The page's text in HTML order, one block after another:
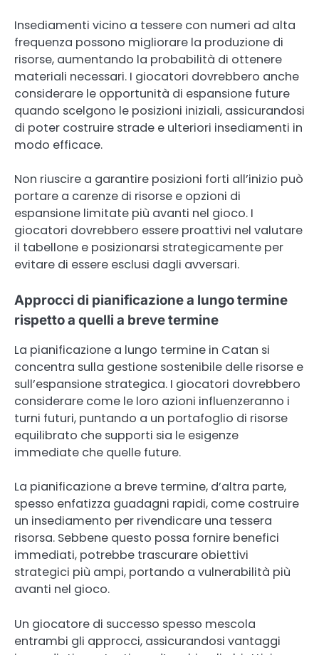
Insediamenti vicino a tessere con numeri ad alta
frequenza possono migliorare la produzione di
risorse, aumentando la probabilità di ottenere
materiali necessari. I giocatori dovrebbero anche
considerare le opportunità di espansione future
quando scelgono le posizioni iniziali, assicurandosi
di poter costruire strade e ulteriori insediamenti in
modo efficace.
Non riuscire a garantire posizioni forti all’inizio può
portare a carenze di risorse e opzioni di
espansione limitate più avanti nel gioco. I
giocatori dovrebbero essere proattivi nel valutare
il tabellone e posizionarsi strategicamente per
evitare di essere esclusi dagli avversari.
Approcci di pianificazione a lungo termine
rispetto a quelli a breve termine
La pianificazione a lungo termine in Catan si
concentra sulla gestione sostenibile delle risorse e
sull’espansione strategica. I giocatori dovrebbero
considerare come le loro azioni influenzeranno i
turni futuri, puntando a un portafoglio di risorse
equilibrato che supporti sia le esigenze
immediate che quelle future.
La pianificazione a breve termine, d’altra parte,
spesso enfatizza guadagni rapidi, come costruire
un insediamento per rivendicare una tessera
risorsa. Sebbene questo possa fornire benefici
immediati, potrebbe trascurare obiettivi
strategici più ampi, portando a vulnerabilità più
avanti nel gioco.
Un giocatore di successo spesso mescola
entrambi gli approcci, assicurandosi vantaggi